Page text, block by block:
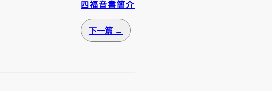
四福音書簡介
下一篇 →